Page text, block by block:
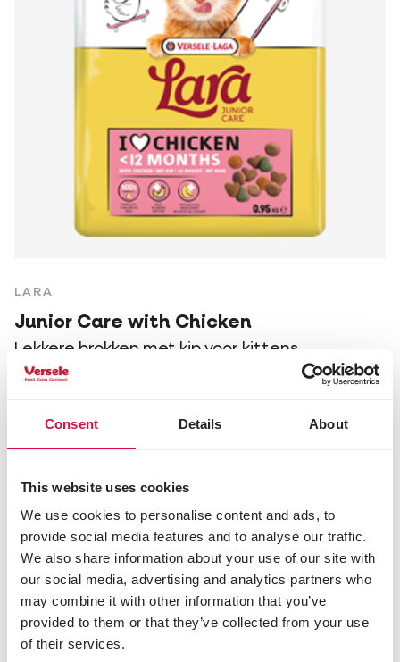
Consent Details About
This website uses cookies
We use cookies to personalise content and ads, to
provide social media features and to analyse our traffic.
We also share information about your use of our site with
our social media, advertising and analytics partners who
may combine it with other information that you’ve
provided to them or that they’ve collected from your use
of their services.
LARA
Junior Care with Chicken
Lekkere brokken met kip voor kittens